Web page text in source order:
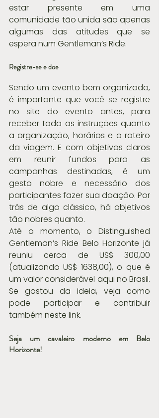
estar presente em uma
comunidade tão unida são apenas
algumas das atitudes que se
espera num Gentleman’s Ride.
Registre-se e doe
Sendo um evento bem organizado,
é importante que você se registre
no site do evento antes, para
receber toda as instruções quanto
a organização, horários e o roteiro
da viagem. E com objetivos claros
em reunir fundos para as
campanhas destinadas, é um
gesto nobre e necessário dos
participantes fazer sua doação. Por
trás de algo clássico, há objetivos
tão nobres quanto.
Até o momento, o Distinguished
Gentleman’s Ride Belo Horizonte já
reuniu cerca de US$ 300,00
(atualizando US$ 1638,00), o que é
um valor considerável aqui no Brasil.
Se gostou da ideia, veja como
pode participar e contribuir
também neste link.
Seja um cavaleiro moderno em Belo
Horizonte!